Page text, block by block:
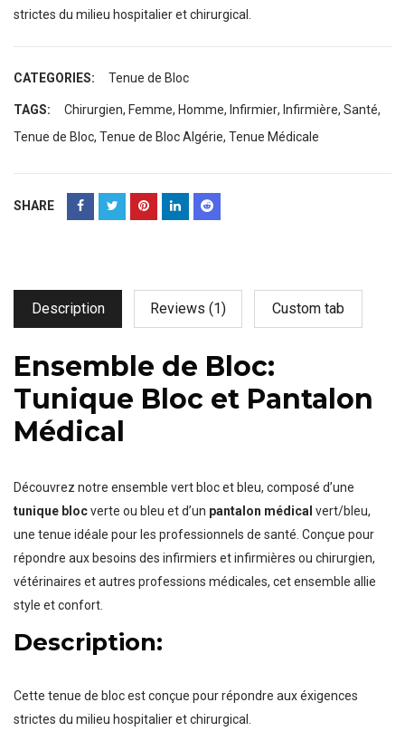
strictes du milieu hospitalier et chirurgical.
CATEGORIES: Tenue de Bloc
TAGS: Chirurgien, Femme, Homme, Infirmier, Infirmière, Santé,
Tenue de Bloc, Tenue de Bloc Algérie, Tenue Médicale
SHARE
Description Reviews (1) Custom tab
Ensemble de Bloc:
Tunique Bloc et Pantalon
Médical
Découvrez notre ensemble vert bloc et bleu, composé d’une
tunique blocverte ou bleu et d’un pantalon médical vert/bleu,
une tenue idéale pour les professionnels de santé. Conçue pour
répondre aux besoins des infirmiers et infirmières ou chirurgien,
vétérinaires et autres professions médicales, cet ensemble allie
style et confort.
Description:
Cette tenue de bloc est conçue pour répondre aux éxigences
strictes du milieu hospitalier et chirurgical.